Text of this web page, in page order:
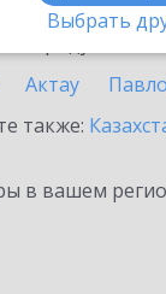
Выбрать
с
продукта.
Актау
также:
в вашем